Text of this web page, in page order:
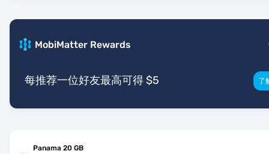
MobiMatter Rewards
每推荐一位好友最高可得 $5 了
Panama 20 GB